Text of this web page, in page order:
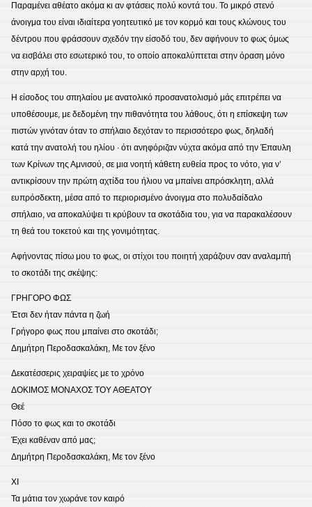
Παραμένει αθέατο ακόμα κι αν φτάσεις πολύ κοντά του. Το μικρό στενό
άνοιγμα του είναι ιδιαίτερα γοητευτικό με τον κορμό και τους κλώνους του
δέντρου που φράσσουν σχεδόν την είσοδό του, δεν αφήνουν το φως όμως
να εισβάλει στο εσωτερικό του, το οποίο αποκαλύπτεται στην όραση μόνο
στην αρχή του.
Η είσοδος του σπηλαίου με ανατολικό προσανατολισμό μάς επιτρέπει να
υποθέσουμε, με δεδομένη την πιθανότητα του λάθους, ότι η επίσκεψη των
πιστών γινόταν όταν το σπήλαιο δεχόταν το περισσότερο φως, δηλαδή
κατά την ανατολή του ηλίου ∙ ότι ανηφόριζαν νύχτα ακόμα από την Έπαυλη
των Κρίνων της Αμνισού, σε μια νοητή κάθετη ευθεία προς το νότο, για ν’
αντικρίσουν την πρώτη αχτίδα του ήλιου να μπαίνει απρόσκλητη, αλλά
ευπρόσδεκτη, μέσα από το περιορισμένο άνοιγμα στο πολυδαίδαλο
σπήλαιο, να αποκαλύψει τι κρύβουν τα σκοτάδια του, για να παρακαλέσουν
τη θεά του τοκετού και της γονιμότητας.
Αφήνοντας πίσω μου το φως, οι στίχοι του ποιητή χαράζουν σαν αναλαμπή
το σκοτάδι της σκέψης:
ΓΡΗΓΟΡΟ ΦΩΣ
Έτσι δεν ήταν πάντα η ζωή
Γρήγορο φως που μπαίνει στο σκοτάδι;
Δημήτρη Περοδασκαλάκη, Με τον ξένο
Δεκατέσσερις χειραψίες με το χρόνο
ΔΟΚΙΜΟΣ ΜΟΝΑΧΟΣ ΤΟΥ ΑΘΕΑΤΟΥ
Θεέ
Πόσο το φως και το σκοτάδι
Έχει καθέναν από μας;
Δημήτρη Περοδασκαλάκη, Με τον ξένο
ΧΙ
Τα μάτια τον χωράνε τον καιρό